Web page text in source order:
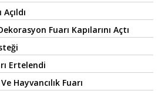
Fuarı Kapılarını Açtı
Ertelendi
Hayvancılık Fuarı